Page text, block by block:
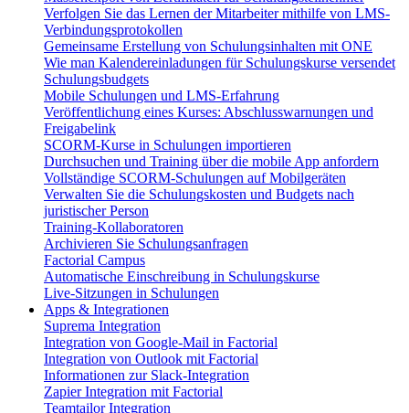
Verfolgen Sie das Lernen der Mitarbeiter mithilfe von LMS-
Verbindungsprotokollen
Gemeinsame Erstellung von Schulungsinhalten mit ONE
Wie man Kalendereinladungen für Schulungskurse versendet
Schulungsbudgets
Mobile Schulungen und LMS-Erfahrung
Veröffentlichung eines Kurses: Abschlusswarnungen und
Freigabelink
SCORM-Kurse in Schulungen importieren
Durchsuchen und Training über die mobile App anfordern
Vollständige SCORM-Schulungen auf Mobilgeräten
Verwalten Sie die Schulungskosten und Budgets nach
juristischer Person
Training-Kollaboratoren
Archivieren Sie Schulungsanfragen
Factorial Campus
Automatische Einschreibung in Schulungskurse
Live-Sitzungen in Schulungen
Apps & Integrationen
Suprema Integration
Integration von Google-Mail in Factorial
Integration von Outlook mit Factorial
Informationen zur Slack-Integration
Zapier Integration mit Factorial
Teamtailor Integration